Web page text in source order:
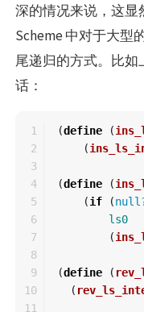
深的情况来说，这显
Scheme 中对于大型
尾递归的方式。比如
话：
1
2
3
4
5
6
7
8
9
10
11
(define (
(
(define (
(if (
ls0
(
(define (
(